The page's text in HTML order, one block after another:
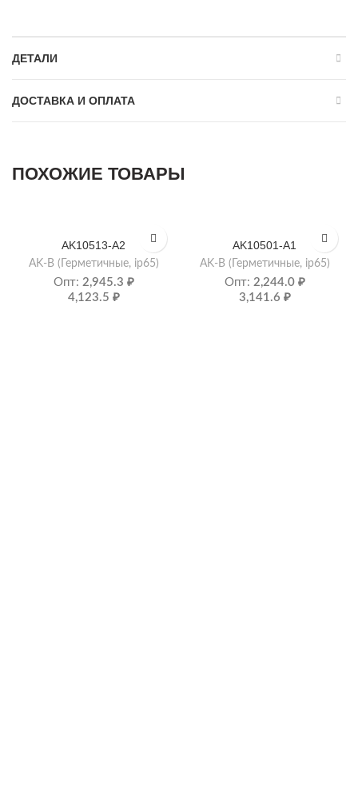
ДЕТАЛИ
ДОСТАВКА И ОПЛАТА
ПОХОЖИЕ ТОВАРЫ
AK10513-A2
AK-B (Герметичные, ip65)
4,123.5 ₽
Опт: 2,945.3 ₽
AK10501-A1
AK-B (Герметичные, ip65)
3,141.6 ₽
Опт: 2,244.0 ₽